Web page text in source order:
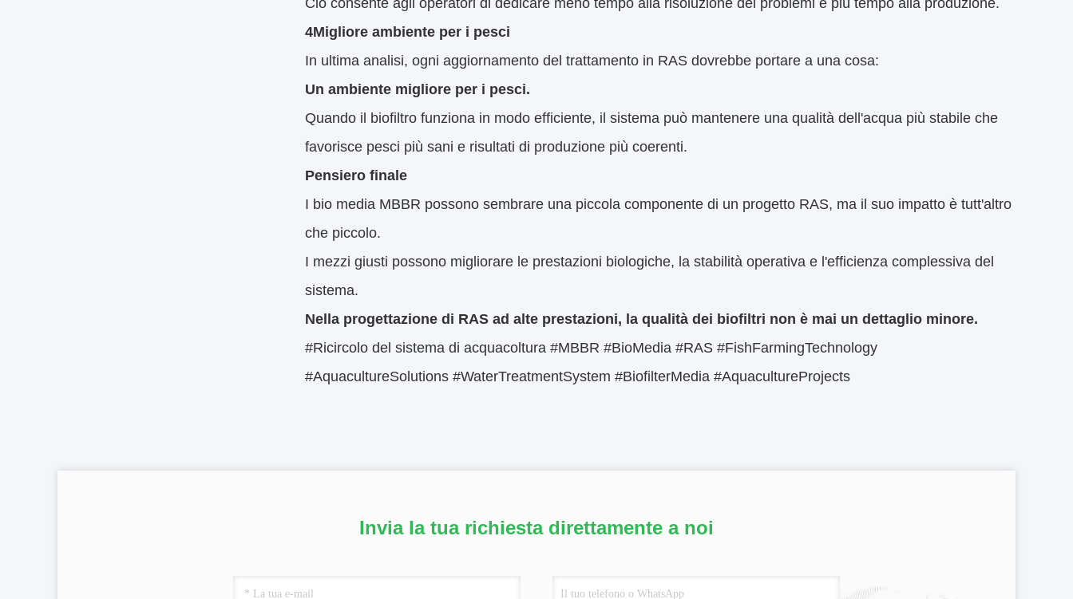
Ciò consente agli operatori di dedicare meno tempo alla risoluzione dei problemi e più tempo alla produzione.
4Migliore ambiente per i pesci
In ultima analisi, ogni aggiornamento del trattamento in RAS dovrebbe portare a una cosa:
Un ambiente migliore per i pesci.
Quando il biofiltro funziona in modo efficiente, il sistema può mantenere una qualità dell'acqua più stabile che
favorisce pesci più sani e risultati di produzione più coerenti.
Pensiero finale
I bio media MBBR possono sembrare una piccola componente di un progetto RAS, ma il suo impatto è tutt'altro
che piccolo.
I mezzi giusti possono migliorare le prestazioni biologiche, la stabilità operativa e l'efficienza complessiva del
sistema.
Nella progettazione di RAS ad alte prestazioni, la qualità dei biofiltri non è mai un dettaglio minore.
#Ricircolo del sistema di acquacoltura #MBBR #BioMedia #RAS #FishFarmingTechnology
#AquacultureSolutions #WaterTreatmentSystem #BiofilterMedia #AquacultureProjects
Invia la tua richiesta direttamente a noi